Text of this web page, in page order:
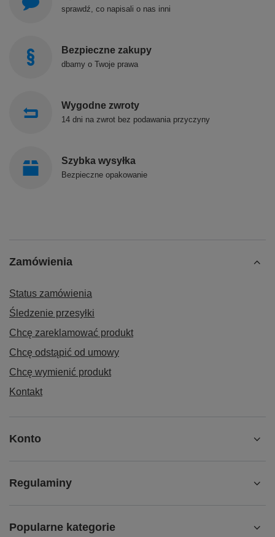
sprawdź, co napisali o nas inni
Bezpieczne zakupy
dbamy o Twoje prawa
Wygodne zwroty
14 dni na zwrot bez podawania przyczyny
Szybka wysyłka
Bezpieczne opakowanie
Zamówienia
Status zamówienia
Śledzenie przesyłki
Chcę zareklamować produkt
Chcę odstąpić od umowy
Chcę wymienić produkt
Kontakt
Konto
Regulaminy
Popularne kategorie